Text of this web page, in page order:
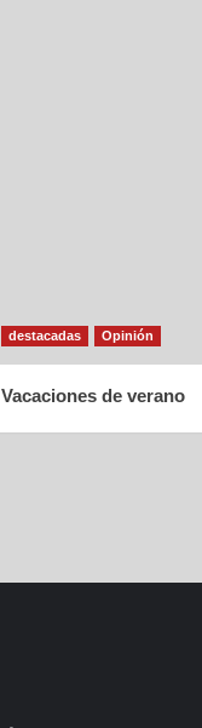
destacadas Opinión
Vacaciones de verano